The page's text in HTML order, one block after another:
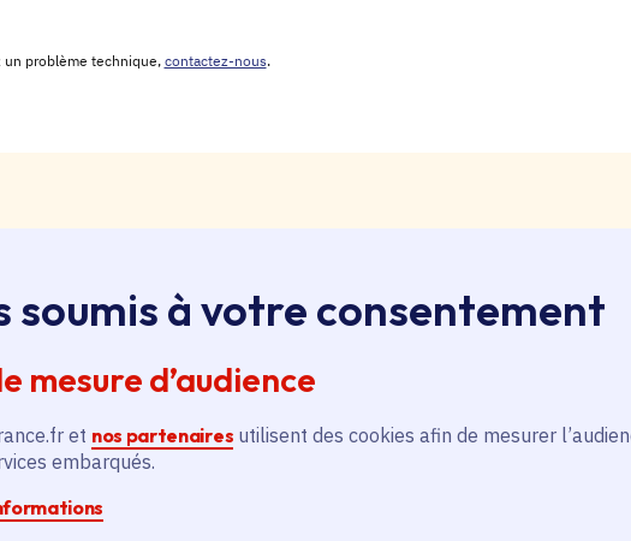
soumis à votre consentement
mesure d’audience
et nos partenaires utilisent des cookies afin de mesurer
embarqués.
apprentissage, stage
sur le bouton « Liste d'offres » pour qu'il soit en rouge. Une
aussitôt en haut de page. Redescendez au niveau du
alors faire une recherche par catégorie (emploi de
filière et département (75, 77, 78, 91, 92, 93, 94, 95).